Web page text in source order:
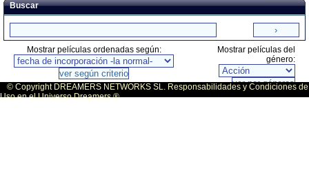
Buscar
Mostrar películas ordenadas según:
Mostrar películas del
género:
© Copyright DREAMERS NETWORKS SL. Responsabilidades y Condiciones de
Uso en el Universo Dreamers ®